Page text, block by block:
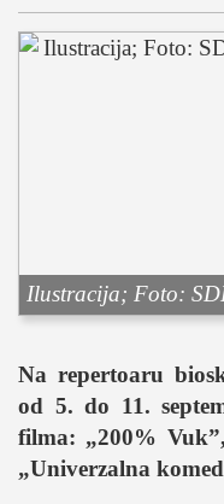
fudbal
košarka
putovanja
moda i stil
studenti
konkursi
fakulteti
Ilustracija; Foto:
Na repertoaru
od 5. do 11.
filma: „200% Vuk”,
„Univerzalna